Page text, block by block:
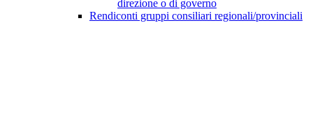
direzione o di governo
Rendiconti gruppi consiliari regionali/provinciali